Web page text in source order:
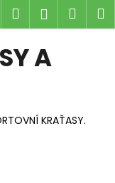
Hledat
A
KRAŤASY.